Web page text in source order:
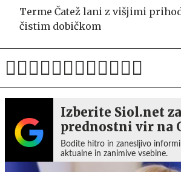
Terme Čatež lani z višjimi
čistim dobičkom
Izberite Siol.net
prednostni vir na
Bodite hitro in zanesljivo
aktualne in zanimive vsebine.